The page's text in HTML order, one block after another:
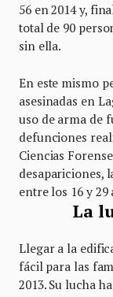
56 en 2014 y,
total de 90
sin ella.
En este mismo
asesinadas en
uso de arma de
defunciones
Ciencias
desapariciones,
entre los 16 y 29
La
Llegar a la
fácil para las
2013. Su lucha